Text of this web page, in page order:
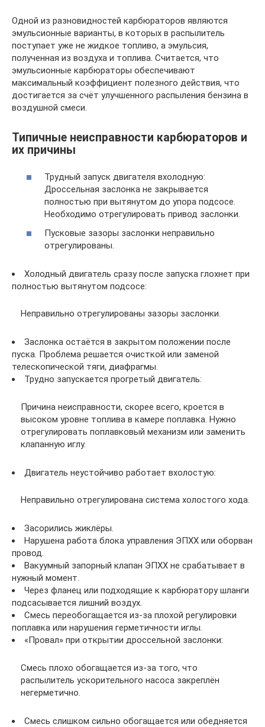
Одной из разновидностей карбюраторов являются
эмульсионные варианты, в которых в распылитель
поступает уже не жидкое топливо, а эмульсия,
полученная из воздуха и топлива. Считается, что
эмульсионные карбюраторы обеспечивают
максимальный коэффициент полезного действия, что
достигается за счёт улучшенного распыления бензина в
воздушной смеси.
Типичные неисправности карбюраторов и
их причины
Трудный запуск двигателя вхолодную:
Дроссельная заслонка не закрывается
полностью при вытянутом до упора подсосе.
Необходимо отрегулировать привод заслонки.
Пусковые зазоры заслонки неправильно
отрегулированы.
Холодный двигатель сразу после запуска глохнет при
полностью вытянутом подсосе:
Неправильно отрегулированы зазоры заслонки.
Заслонка остаётся в закрытом положении после
пуска. Проблема решается очисткой или заменой
телескопической тяги, диафрагмы.
Трудно запускается прогретый двигатель:
Причина неисправности, скорее всего, кроется в
высоком уровне топлива в камере поплавка. Нужно
отрегулировать поплавковый механизм или заменить
клапанную иглу.
Двигатель неустойчиво работает вхолостую:
Неправильно отрегулирована система холостого хода.
Засорились жиклёры.
Нарушена работа блока управления ЭПХХ или оборван
провод.
Вакуумный запорный клапан ЭПХХ не срабатывает в
нужный момент.
Через фланец или подходящие к карбюратору шланги
подсасывается лишний воздух.
Смесь переобогащается из-за плохой регулировки
поплавка или нарушения герметичности иглы.
«Провал» при открытии дроссельной заслонки:
Смесь плохо обогащается из-за того, что
распылитель ускорительного насоса закреплён
негерметично.
Смесь слишком сильно обогащается или обедняется